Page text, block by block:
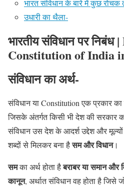
भारत संविधान के बारे में कुछ रोचक
उधारी का थैला-
भारतीय संविधान पर निबंध
Constitution of India
संविधान का अर्थ-
संविधान या Constitution एक प्रकार
जिसके अंतर्गत किसी भी देश की सरकार
संविधान उस देश के आदर्श उद्देश और मूल्यों
शब्दों से मिलकर बना हैसम और विधान।
समका अर्थ होता हैबराबर या समान और
कानून, अर्थात संविधान वह होता है जिसे